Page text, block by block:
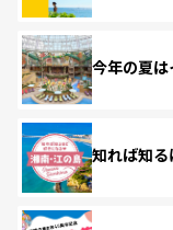
今年の夏は
知れば知